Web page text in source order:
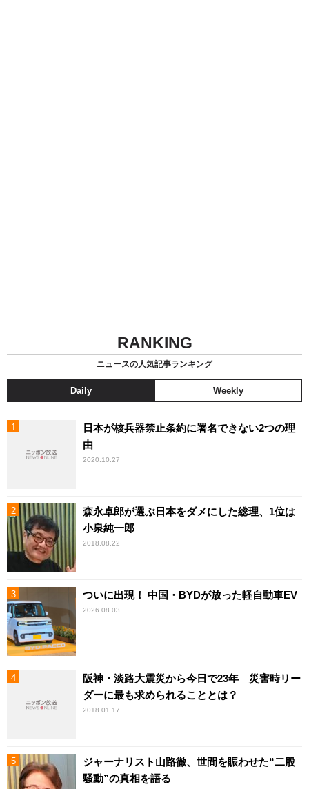
RANKING
ニュースの人気記事ランキング
Daily Weekly
日本が核兵器禁止条約に署名できない2つの理
由
2020.10.27
森永卓郎が選ぶ日本をダメにした総理、1位は
小泉純一郎
2018.08.22
ついに出現！ 中国・BYDが放った軽自動車EV
2026.08.03
阪神・淡路大震災から今日で23年 災害時リー
ダーに最も求められることとは？
2018.01.17
ジャーナリスト山路徹、世間を賑わせた“二股
騒動”の真相を語る